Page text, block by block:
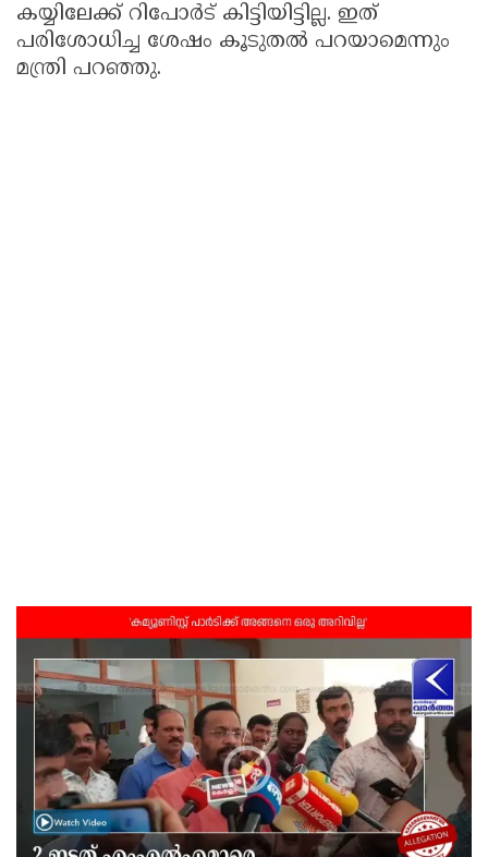
കയ്യിലേക്ക് റിപോര്‍ട് കിട്ടിയിട്ടില്ല. ഇത്
പരിശോധിച്ച ശേഷം കൂടുതല്‍ പറയാമെന്നും
മന്ത്രി പറഞ്ഞു.